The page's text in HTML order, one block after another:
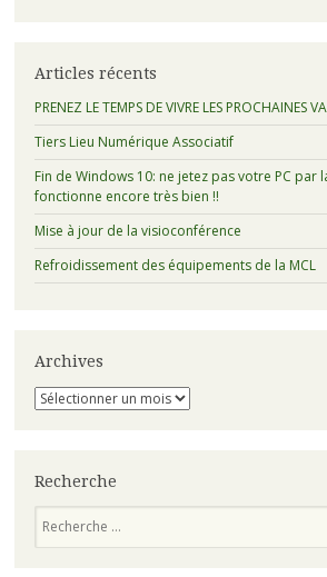
Articles récents
PRENEZ LE TEMPS DE VIVRE LES PROCHAINES
Tiers Lieu Numérique Associatif
Fin de Windows 10: ne jetez pas votre PC par
fonctionne encore très bien !!
Mise à jour de la visioconférence
Refroidissement des équipements de la MCL
Archives
Archives
Recherche